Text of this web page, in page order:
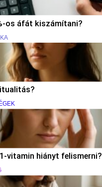
os áfát kiszámítani?
vitamin hiányt felismerni?